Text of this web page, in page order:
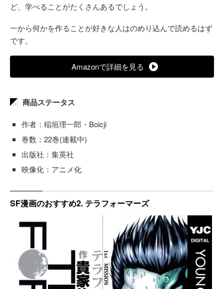
ど、学べることがたくさんあるでしょう。
一から何かを作ることが好きな人はのめり込んで読めるはず
です。
Amazonで詳細を見る
商品ステータス
作者：稲垣理一郎・Boicji
巻数：22巻(連載中)
出版社：集英社
映像化：アニメ化
SF漫画のおすすめ2. テラフォーマーズ